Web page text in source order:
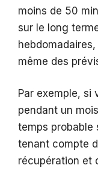
moins de 50
sur le long
même des
Par exemple, si
pendant un
temps probable
tenant compte
récupération et